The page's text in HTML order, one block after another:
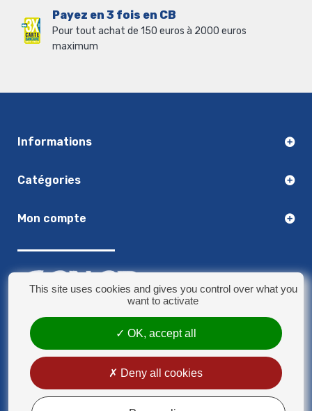
Payez en 3 fois en CB
Pour tout achat de 150 euros à 2000 euros
maximum
Informations
Catégories
Mon compte
8 rue Jules Verne - 59790 Ronchin
contact@sonorplus.com
Mentions légales
Conditions générales de vente
This site uses cookies and gives you control over what you
want to activate
OK, accept all
Deny all cookies